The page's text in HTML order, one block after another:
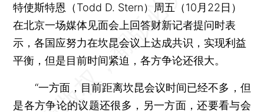
特使斯特恩（Todd D. Stern）周五（10月22日）
在北京一场媒体见面会上回答财新记者提问时表
示，各国应努力在坎昆会议上达成共识，实现利益
平衡，但是目前时间紧迫，各方争论还很大。
“一方面，目前距离坎昆会议时间已经不多，但
是各方争论的议题还很多，另一方面，还要看与会